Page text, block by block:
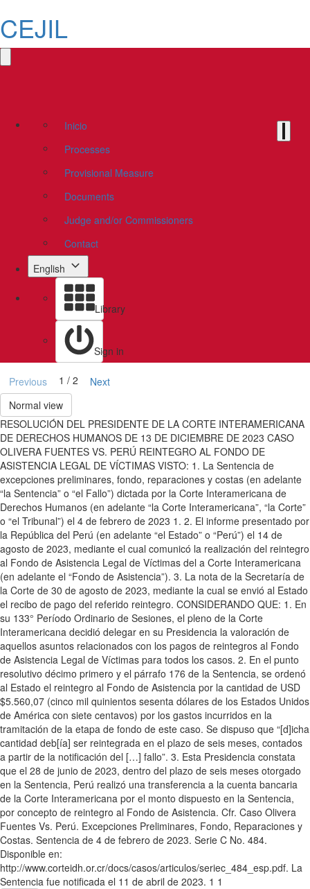
CEJIL
Inicio
Processes
Provisional Measure
Documents
Judge and/or Commissioners
Contact
English
Library
Sign in
Previous 1 / 2
Next
Normal view
RESOLUCIÓN DEL PRESIDENTE DE LA CORTE INTERAMERICANA
DE DERECHOS HUMANOS DE 13 DE DICIEMBRE DE 2023 CASO
OLIVERA FUENTES VS. PERÚ REINTEGRO AL FONDO DE
ASISTENCIA LEGAL DE VÍCTIMAS VISTO: 1. La Sentencia de
excepciones preliminares, fondo, reparaciones y costas (en adelante
“la Sentencia” o “el Fallo”) dictada por la Corte Interamericana de
Derechos Humanos (en adelante “la Corte Interamericana”, “la Corte”
o “el Tribunal”) el 4 de febrero de 2023 1. 2. El informe presentado por
la República del Perú (en adelante “el Estado” o “Perú”) el 14 de
agosto de 2023, mediante el cual comunicó la realización del reintegro
al Fondo de Asistencia Legal de Víctimas del a Corte Interamericana
(en adelante el “Fondo de Asistencia”). 3. La nota de la Secretaría de
la Corte de 30 de agosto de 2023, mediante la cual se envió al Estado
el recibo de pago del referido reintegro. CONSIDERANDO QUE: 1. En
su 133° Período Ordinario de Sesiones, el pleno de la Corte
Interamericana decidió delegar en su Presidencia la valoración de
aquellos asuntos relacionados con los pagos de reintegros al Fondo
de Asistencia Legal de Víctimas para todos los casos. 2. En el punto
resolutivo décimo primero y el párrafo 176 de la Sentencia, se ordenó
al Estado el reintegro al Fondo de Asistencia por la cantidad de USD
$5.560,07 (cinco mil quinientos sesenta dólares de los Estados Unidos
de América con siete centavos) por los gastos incurridos en la
tramitación de la etapa de fondo de este caso. Se dispuso que “[d]icha
cantidad deb[ía] ser reintegrada en el plazo de seis meses, contados
a partir de la notificación del […] fallo”. 3. Esta Presidencia constata
que el 28 de junio de 2023, dentro del plazo de seis meses otorgado
en la Sentencia, Perú realizó una transferencia a la cuenta bancaria
de la Corte Interamericana por el monto dispuesto en la Sentencia,
por concepto de reintegro al Fondo de Asistencia. Cfr. Caso Olivera
Fuentes Vs. Perú. Excepciones Preliminares, Fondo, Reparaciones y
Costas. Sentencia de 4 de febrero de 2023. Serie C No. 484.
Disponible en:
http://www.corteidh.or.cr/docs/casos/articulos/seriec_484_esp.pdf. La
Sentencia fue notificada el 11 de abril de 2023. 1 1